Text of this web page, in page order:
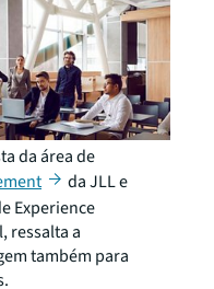
da área de
da JLL e
Experience
ressalta a
também para